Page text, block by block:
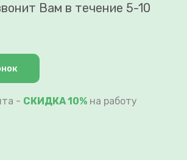
Вам в течение 5-10
- СКИДКА 10% на работу